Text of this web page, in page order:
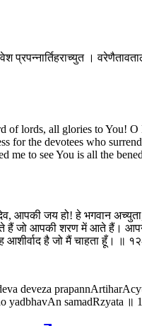
प्रपन्नार्तिहराच्युत ।
of lords, all glories to You!
for the devotees who
me to see You is all the
आपकी जय हो! हे भगवान
हैं जो आपकी शरण में आते हैं।
आशीर्वाद है जो मैं चाहता हूँ। ॥
deveza
yadbhavAn samadRzyata ॥